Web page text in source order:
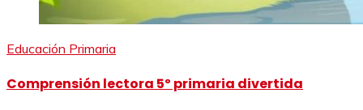
Educación Primaria
Comprensión lectora 5º primaria divertida